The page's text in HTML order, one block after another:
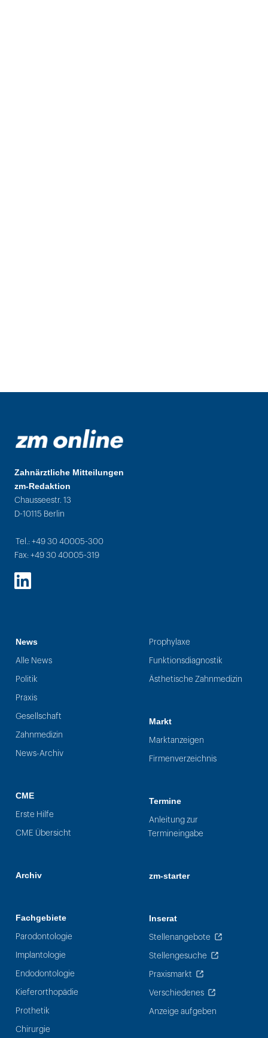
Zahnärztliche Mitteilungen
zm-Redaktion
Chausseestr. 13
D-10115 Berlin
Tel.: +49 30 40005-300
Fax: +49 30 40005-319
LinkedIn
News
Alle News
Politik
Praxis
Gesellschaft
Zahnmedizin
News-Archiv
CME
Erste Hilfe
CME Übersicht
Archiv
Fachgebiete
Parodontologie
Implantologie
Endodontologie
Kieferorthopädie
Prothetik
Chirurgie
Prophylaxe
Funktionsdiagnostik
Ästhetische Zahnmedizin
Markt
Marktanzeigen
Firmenverzeichnis
Termine
Anleitung zur
Termineingabe
zm-starter
Inserat
Stellenangebote
Stellengesuche
Praxismarkt
Verschiedenes
Anzeige aufgeben